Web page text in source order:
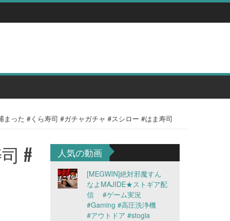
まった #くら寿司 #ガチャガチャ #スシロー #はま寿司
# 人気の動画
[MEGWIN]絶対邪魔すん
なよMAJIDE★ストギア配
信 #ゲーム実況
#Gaming #高圧洗浄機
#アウトドア #stogia